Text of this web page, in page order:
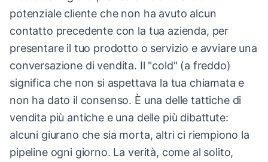
potenziale cliente che non ha avuto alcun
contatto precedente con la tua azienda, per
presentare il tuo prodotto o servizio e avviare una
conversazione di vendita. Il "cold" (a freddo)
significa che non si aspettava la tua chiamata e
non ha dato il consenso. È una delle tattiche di
vendita più antiche e una delle più dibattute:
alcuni giurano che sia morta, altri ci riempiono la
pipeline ogni giorno. La verità, come al solito,